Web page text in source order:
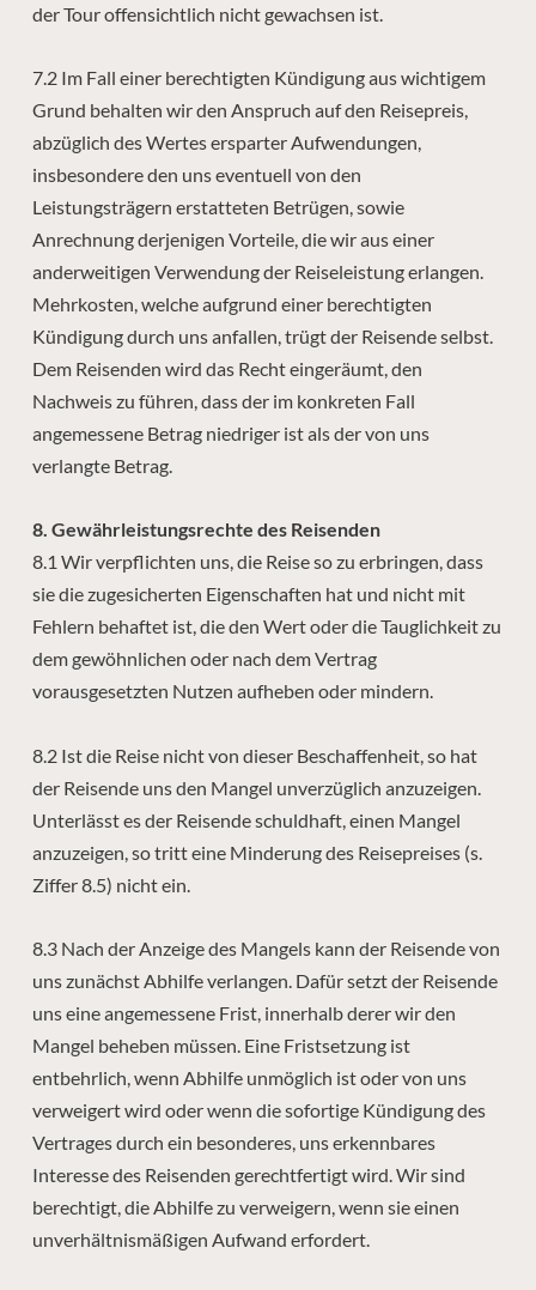
der Tour offensichtlich nicht gewachsen ist.
7.2 Im Fall einer berechtigten Kündigung aus wichtigem
Grund behalten wir den Anspruch auf den Reisepreis,
abzüglich des Wertes ersparter Aufwendungen,
insbesondere den uns eventuell von den
Leistungsträgern erstatteten Betrügen, sowie
Anrechnung derjenigen Vorteile, die wir aus einer
anderweitigen Verwendung der Reiseleistung erlangen.
Mehrkosten, welche aufgrund einer berechtigten
Kündigung durch uns anfallen, trügt der Reisende selbst.
Dem Reisenden wird das Recht eingeräumt, den
Nachweis zu führen, dass der im konkreten Fall
angemessene Betrag niedriger ist als der von uns
verlangte Betrag.
8. Gewährleistungsrechte des Reisenden
8.1 Wir verpflichten uns, die Reise so zu erbringen, dass
sie die zugesicherten Eigenschaften hat und nicht mit
Fehlern behaftet ist, die den Wert oder die Tauglichkeit zu
dem gewöhnlichen oder nach dem Vertrag
vorausgesetzten Nutzen aufheben oder mindern.
8.2 Ist die Reise nicht von dieser Beschaffenheit, so hat
der Reisende uns den Mangel unverzüglich anzuzeigen.
Unterlässt es der Reisende schuldhaft, einen Mangel
anzuzeigen, so tritt eine Minderung des Reisepreises (s.
Ziffer 8.5) nicht ein.
8.3 Nach der Anzeige des Mangels kann der Reisende von
uns zunächst Abhilfe verlangen. Dafür setzt der Reisende
uns eine angemessene Frist, innerhalb derer wir den
Mangel beheben müssen. Eine Fristsetzung ist
entbehrlich, wenn Abhilfe unmöglich ist oder von uns
verweigert wird oder wenn die sofortige Kündigung des
Vertrages durch ein besonderes, uns erkennbares
Interesse des Reisenden gerechtfertigt wird. Wir sind
berechtigt, die Abhilfe zu verweigern, wenn sie einen
unverhältnismäßigen Aufwand erfordert.